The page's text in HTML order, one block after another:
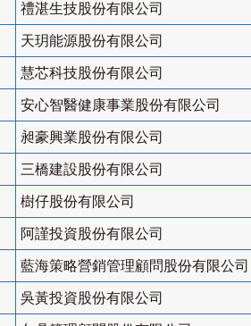
禮湛生技股份有限公司
天玥能源股份有限公司
慧芯科技股份有限公司
安心智醫健康事業股份有限公司
昶豪興業股份有限公司
三橋建設股份有限公司
樹仔股份有限公司
阿謹投資股份有限公司
藍海策略營銷管理顧問股份有限公司
吳黃投資股份有限公司